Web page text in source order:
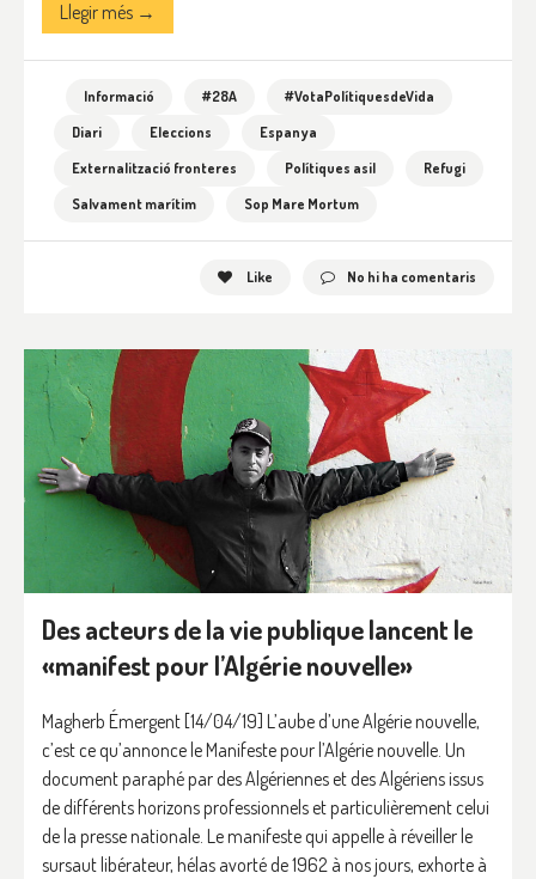
Llegir més →
Informació #28A
#VotaPolítiquesdeVida
Diari
Eleccions
Espanya
Externalització fronteres
Polítiques asil
Refugi
Salvament marítim
Sop Mare Mortum
Like No hi ha comentaris
Des acteurs de la vie publique lancent le
«manifest pour l’Algérie nouvelle»
Magherb Émergent [14/04/19] L’aube d’une Algérie nouvelle,
c’est ce qu’annonce le Manifeste pour l’Algérie nouvelle. Un
document paraphé par des Algériennes et des Algériens issus
de différents horizons professionnels et particulièrement celui
de la presse nationale. Le manifeste qui appelle à réveiller le
sursaut libérateur, hélas avorté de 1962 à nos jours, exhorte à